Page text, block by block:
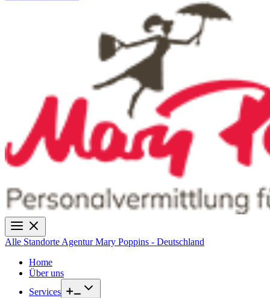
Alle Standorte Agentur Mary Poppins - Deutschland
Home
Über uns
Services